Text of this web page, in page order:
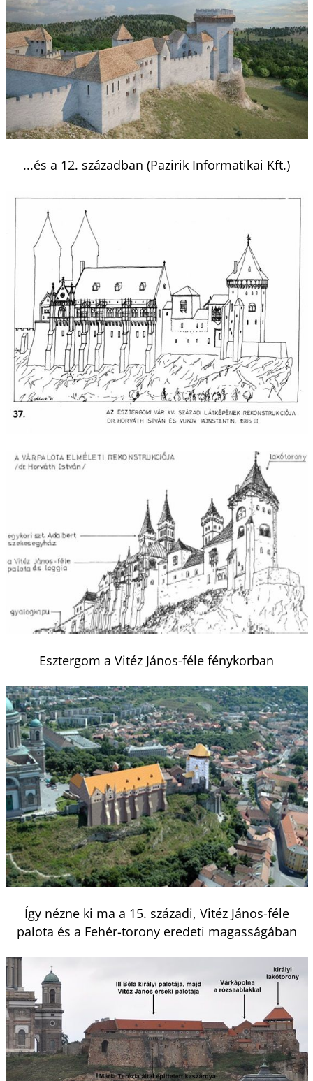
...és a 12. században (Pazirik Informatikai Kft.)
Esztergom a Vitéz János-féle fénykorban
Így nézne ki ma a 15. századi, Vitéz János-féle
palota és a Fehér-torony eredeti magasságában